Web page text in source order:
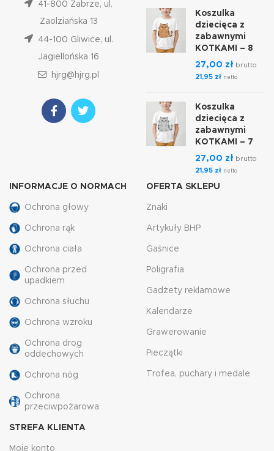
41-800 Zabrze, ul.
Zaolziańska 13
44-100 Gliwice, ul.
Jagiellońska 16
hjrg@hjrg.pl
Koszulka
dziecięca z
zabawnymi
KOTKAMI – 8
27,00 zł brutto
21,95 zł netto
Koszulka
dziecięca z
zabawnymi
KOTKAMI – 7
27,00 zł brutto
21,95 zł netto
INFORMACJE O NORMACH
Ochrona głowy
Ochrona rąk
Ochrona ciała
Ochrona przed
upadkiem
Ochrona słuchu
Ochrona wzroku
Ochrona drog
oddechowych
Ochrona nóg
Ochrona
przeciwpożarowa
OFERTA SKLEPU
Znaki
Artykuły BHP
Gaśnice
Poligrafia
Gadżety reklamowe
Kalendarze
Grawerowanie
Pieczątki
Trofea, puchary i medale
STREFA KLIENTA
Moje konto